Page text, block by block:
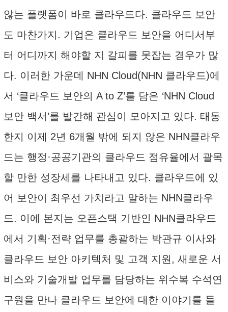
않는 플랫폼이 바로 클라우드다. 클라우드 보안
도 마찬가지. 기업은 클라우드 보안을 어디서부
터 어디까지 해야할 지 갈피를 못잡는 경우가 많
다. 이러한 가운데 NHN Cloud(NHN 클라우드)에
서 ‘클라우드 보안의 A to Z’를 담은 ‘NHN Cloud
보안 백서’를 발간해 관심이 모아지고 있다. 태동
한지 이제 2년 6개월 밖에 되지 않은 NHN클라우
드는 행정·공공기관의 클라우드 점유율에서 괄목
할 만한 성장세를 나타내고 있다. 클라우드에 있
어 보안이 최우선 가치라고 말하는 NHN클라우
드. 이에 본지는 오픈스택 기반인 NHN클라우드
에서 기획·전략 업무를 총괄하는 박관규 이사와
클라우드 보안 아키텍처 및 고객 지원, 새로운 서
비스와 기술개발 업무를 담당하는 위수복 수석연
구원을 만나 클라우드 보안에 대한 이야기를 들